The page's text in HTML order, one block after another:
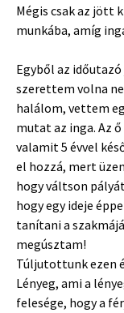
Mégis csak az jött
munkába, amíg
Egyből az
szerettem volna
halálom, vettem
mutat az inga. Az
valamit 5 évvel
el hozzá, mert
hogy váltson
hogy egy ideje
tanítani a
megúsztam!
Túljutottunk ezen
Lényeg, ami a
felesége, hogy a